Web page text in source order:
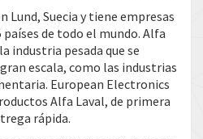
Lund, Suecia y tiene empresas
países de todo el mundo. Alfa
industria pesada que se
escala, como las industrias
European Electronics
Alfa Laval, de primera
rápida.